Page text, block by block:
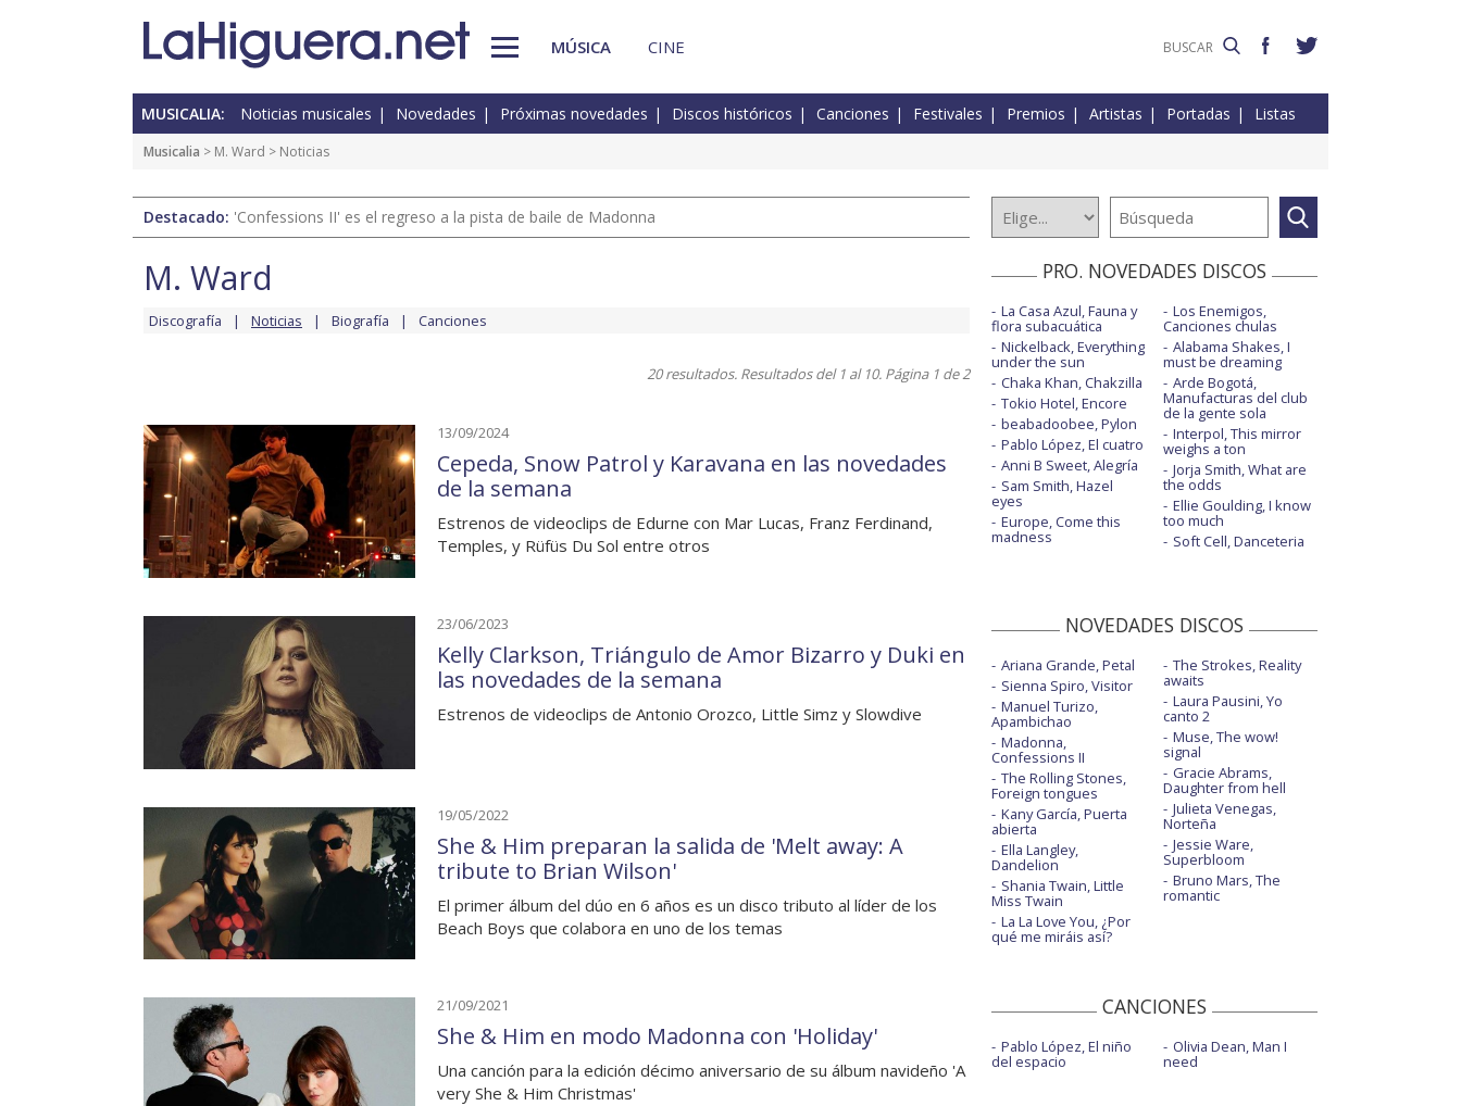
MÚSICA CINE
MUSICALIA: Noticias musicales Novedades Próximas novedades Discos históricos Canciones Festivales Premios Artistas Portadas Listas
Musicalia > M. Ward > Noticias
Destacado: 'Confessions II' es el regreso a la pista de baile de Madonna
M. Ward
Discografía Noticias Biografía Canciones
20 resultados. Resultados del 1 al 10. Página 1 de 2
13/09/2024
Cepeda, Snow Patrol y Karavana en las novedades
de la semana
Estrenos de videoclips de Edurne con Mar Lucas, Franz Ferdinand,
Temples, y Rüfüs Du Sol entre otros
23/06/2023
Kelly Clarkson, Triángulo de Amor Bizarro y Duki en
las novedades de la semana
Estrenos de videoclips de Antonio Orozco, Little Simz y Slowdive
19/05/2022
She & Him preparan la salida de 'Melt away: A
tribute to Brian Wilson'
El primer álbum del dúo en 6 años es un disco tributo al líder de los
Beach Boys que colabora en uno de los temas
21/09/2021
She & Him en modo Madonna con 'Holiday'
Una canción para la edición décimo aniversario de su álbum navideño 'A
very She & Him Christmas'
PRO. NOVEDADES DISCOS
La Casa Azul, Fauna y
flora subacuática
Nickelback, Everything
under the sun
Chaka Khan, Chakzilla
Tokio Hotel, Encore
beabadoobee, Pylon
Pablo López, El cuatro
Anni B Sweet, Alegría
Sam Smith, Hazel
eyes
Europe, Come this
madness
Los Enemigos,
Canciones chulas
Alabama Shakes, I
must be dreaming
Arde Bogotá,
Manufacturas del club
de la gente sola
Interpol, This mirror
weighs a ton
Jorja Smith, What are
the odds
Ellie Goulding, I know
too much
Soft Cell, Danceteria
NOVEDADES DISCOS
Ariana Grande, Petal
Sienna Spiro, Visitor
Manuel Turizo,
Apambichao
Madonna,
Confessions II
The Rolling Stones,
Foreign tongues
Kany García, Puerta
abierta
Ella Langley,
Dandelion
Shania Twain, Little
Miss Twain
La La Love You, ¿Por
qué me miráis así?
The Strokes, Reality
awaits
Laura Pausini, Yo
canto 2
Muse, The wow!
signal
Gracie Abrams,
Daughter from hell
Julieta Venegas,
Norteña
Jessie Ware,
Superbloom
Bruno Mars, The
romantic
CANCIONES
Pablo López, El niño
del espacio
Olivia Dean, Man I
need